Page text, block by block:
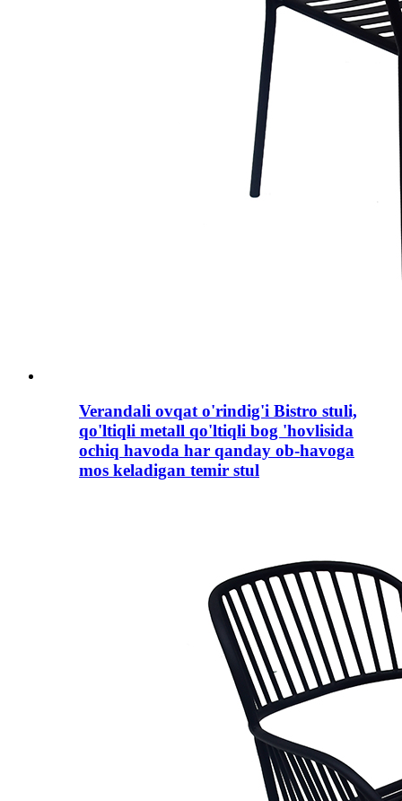
Verandali ovqat o'rindig'i Bistro stuli,
qo'ltiqli metall qo'ltiqli bog 'hovlisida
ochiq havoda har qanday ob-havoga
mos keladigan temir stul